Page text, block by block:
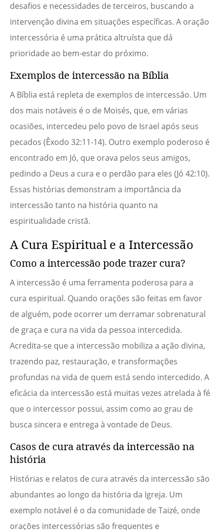
desafios e necessidades de terceiros, buscando a
intervenção divina em situações específicas. A oração
intercessória é uma prática altruísta que dá
prioridade ao bem-estar do próximo.
Exemplos de intercessão na Bíblia
A Bíblia está repleta de exemplos de intercessão. Um
dos mais notáveis é o de Moisés, que, em várias
ocasiões, intercedeu pelo povo de Israel após seus
pecados (Êxodo 32:11-14). Outro exemplo poderoso é
encontrado em Jó, que orava pelos seus amigos,
pedindo a Deus a cura e o perdão para eles (Jó 42:10).
Essas histórias demonstram a importância da
intercessão tanto na história quanto na
espiritualidade cristã.
A Cura Espiritual e a Intercessão
Como a intercessão pode trazer cura?
A intercessão é uma ferramenta poderosa para a
cura espiritual. Quando orações são feitas em favor
de alguém, pode ocorrer um derramar sobrenatural
de graça e cura na vida da pessoa intercedida.
Acredita-se que a intercessão mobiliza a ação divina,
trazendo paz, restauração, e transformações
profundas na vida de quem está sendo intercedido. A
eficácia da intercessão está muitas vezes atrelada à fé
que o intercessor possui, assim como ao grau de
busca sincera e entrega à vontade de Deus.
Casos de cura através da intercessão na
história
Histórias e relatos de cura através da intercessão são
abundantes ao longo da história da Igreja. Um
exemplo notável é o da comunidade de Taizé, onde
orações intercessórias são frequentes e